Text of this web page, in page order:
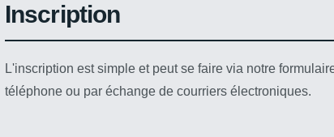
Inscription
L'inscription est simple et peut se faire via notre
téléphone ou par échange de courriers électroniques.